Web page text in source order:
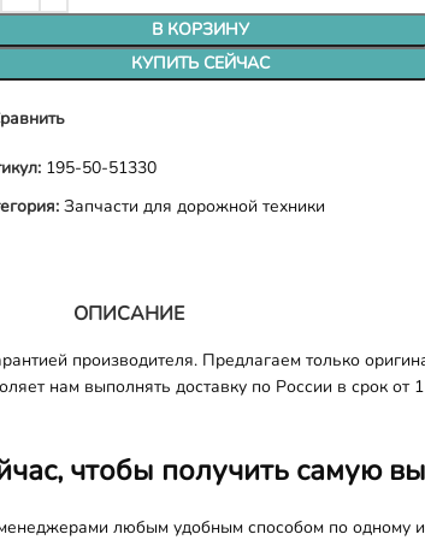
В КОРЗИНУ
КУПИТЬ СЕЙЧАС
195-50-51330
Запчасти для дорожной техники
ОПИСАНИЕ
производителя. Предлагаем только
нам выполнять доставку по России в срок
чтобы получить самую
любым удобным способом по одному